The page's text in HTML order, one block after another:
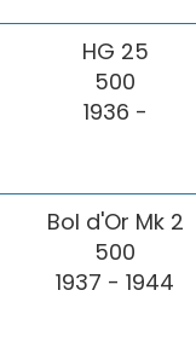
HG 25
500
1936 -
Bol d'Or Mk 2
500
1937 - 1944